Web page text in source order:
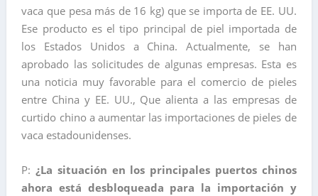
vaca que pesa más de 16 kg) que se importa de EE. UU.
Ese producto es el tipo principal de piel importada de
los Estados Unidos a China. Actualmente, se han
aprobado las solicitudes de algunas empresas. Esta es
una noticia muy favorable para el comercio de pieles
entre China y EE. UU., Que alienta a las empresas de
curtido chino a aumentar las importaciones de pieles de
vaca estadounidenses.
P:¿La situación en los principales puertos chinos
ahora está desbloqueada para la importación y